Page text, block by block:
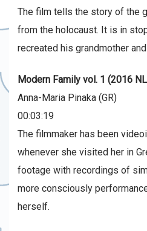
The film tells the story of the
from the holocaust. It is in
recreated his grandmother
Modern Family vol. 1 (2016
Anna-Maria Pinaka (GR)
00:03:19
The filmmaker has been
whenever she visited her in
footage with recordings of
more consciously
herself.